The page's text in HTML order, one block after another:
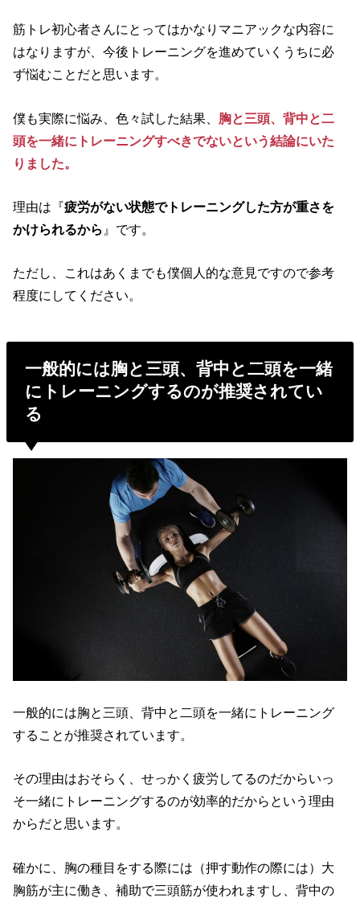
筋トレ初心者さんにとってはかなりマニアックな内容に
はなりますが、今後トレーニングを進めていくうちに必
ず悩むことだと思います。
僕も実際に悩み、色々試した結果、 胸と三頭、背中と二
頭を一緒にトレーニングすべきでないという結論にいた
りました。
理由は『疲労がない状態でトレーニングした方が重さを
かけられるから 』です。
ただし、これはあくまでも僕個人的な意見ですので参考
程度にしてください。
一般的には胸と三頭、背中と二頭を一緒
にトレーニングするのが推奨されてい
る
一般的には胸と三頭、背中と二頭を一緒にトレーニング
することが推奨されています。
その理由はおそらく、せっかく疲労してるのだからいっ
そ一緒にトレーニングするのが効率的だからという理由
からだと思います。
確かに、胸の種目をする際には（押す動作の際には）大
胸筋が主に働き、補助で三頭筋が使われますし、背中の